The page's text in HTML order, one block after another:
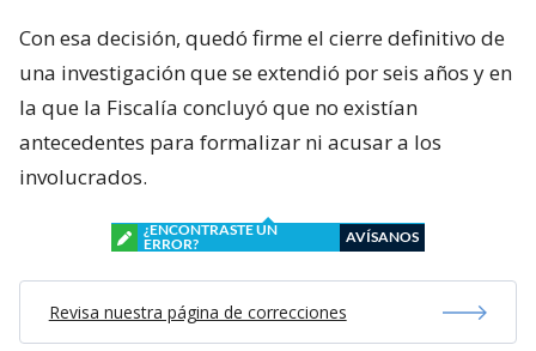
Con esa decisión, quedó firme el cierre definitivo de
una investigación que se extendió por seis años y en
la que la Fiscalía concluyó que no existían
antecedentes para formalizar ni acusar a los
involucrados.
¿ENCONTRASTE UN
ERROR?
AVÍSANOS
Revisa nuestra página de correcciones